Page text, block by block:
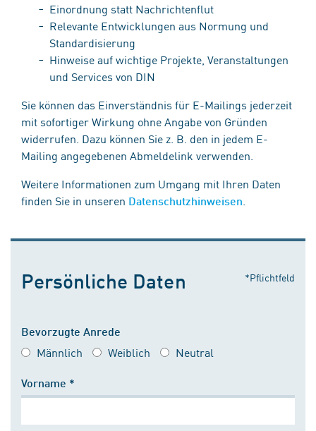
Einordnung statt Nachrichtenflut
Relevante Entwicklungen aus Normung und
Standardisierung
Hinweise auf wichtige Projekte, Veranstaltungen
und Services von DIN
Sie können das Einverständnis für E-Mailings jederzeit
mit sofortiger Wirkung ohne Angabe von Gründen
widerrufen. Dazu können Sie z. B. den in jedem E-
Mailing angegebenen Abmeldelink verwenden.
Weitere Informationen zum Umgang mit Ihren Daten
finden Sie in unseren Datenschutzhinweisen
Persönliche Daten *Pflichtfeld
Bevorzugte Anrede
Männlich Weiblich Neutral
Vorname *